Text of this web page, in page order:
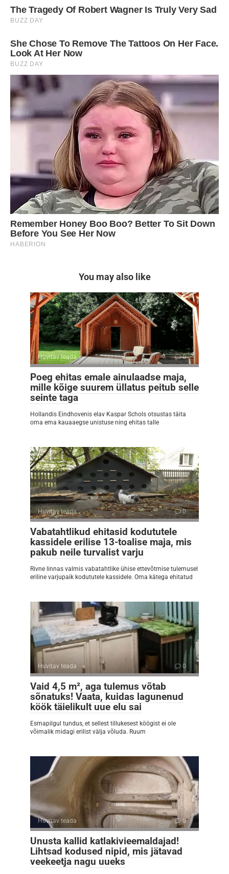
You may also like
Huvitav teada 0
Poeg ehitas emale ainulaadse maja,
mille kõige suurem üllatus peitub selle
seinte taga
Hollandis Eindhovenis elav Kaspar Schols otsustas täita
oma ema kauaaegse unistuse ning ehitas talle
Huvitav teada 0
Vabatahtlikud ehitasid kodututele
kassidele erilise 13-toalise maja, mis
pakub neile turvalist varju
Rivne linnas valmis vabatahtlike ühise ettevõtmise tulemusel
eriline varjupaik kodututele kassidele. Oma kätega ehitatud
Huvitav teada 0
Vaid 4,5 m², aga tulemus võtab
sõnatuks! Vaata, kuidas lagunenud
köök täielikult uue elu sai
Esmapilgul tundus, et sellest tillukesest köögist ei ole
võimalik midagi erilist välja võluda. Ruum
Huvitav teada 0
Unusta kallid katlakivieemaldajad!
Lihtsad kodused nipid, mis jätavad
veekeetja nagu uueks